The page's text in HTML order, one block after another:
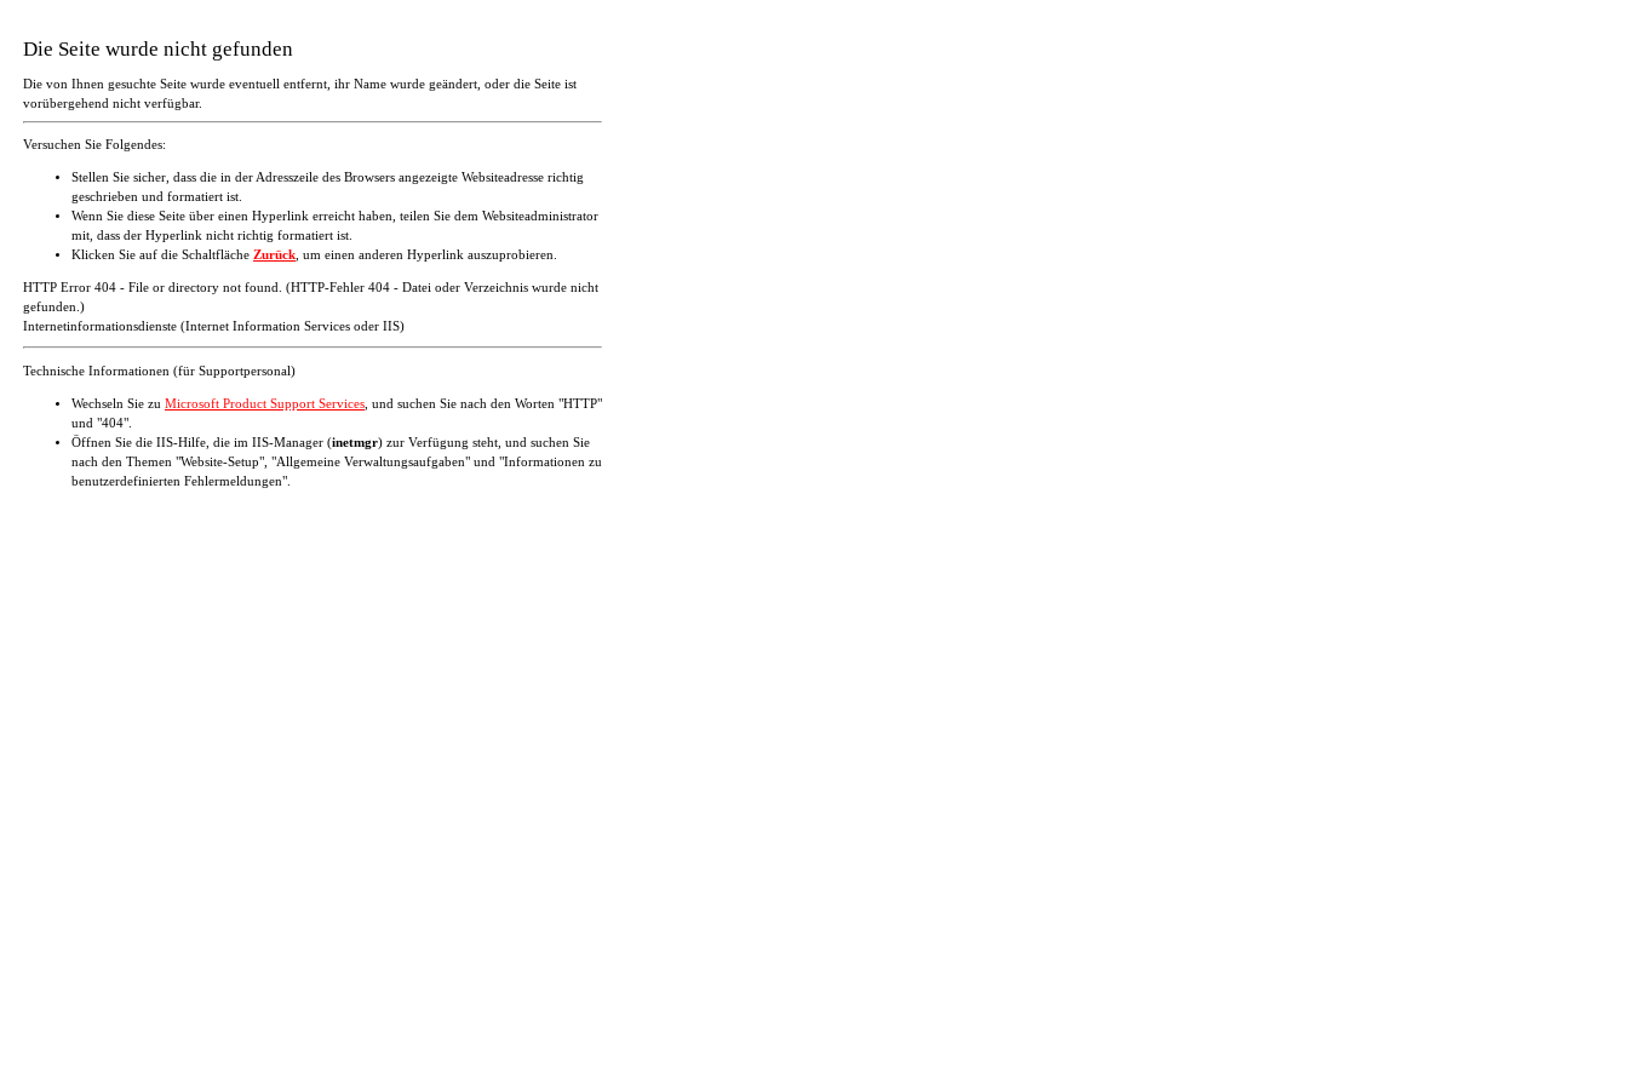
Die Seite wurde nicht gefunden
Die von Ihnen gesuchte Seite wurde eventuell entfernt, ihr Name wurde geändert, oder die Seite ist
vorübergehend nicht verfügbar.
Versuchen Sie Folgendes:
Stellen Sie sicher, dass die in der Adresszeile des Browsers angezeigte Websiteadresse richtig
geschrieben und formatiert ist.
Wenn Sie diese Seite über einen Hyperlink erreicht haben, teilen Sie dem Websiteadministrator
mit, dass der Hyperlink nicht richtig formatiert ist.
Klicken Sie auf die Schaltfläche Zurück , um einen anderen Hyperlink auszuprobieren.
HTTP Error 404 - File or directory not found. (HTTP-Fehler 404 - Datei oder Verzeichnis wurde nicht
gefunden.)
Internetinformationsdienste (Internet Information Services oder IIS)
Technische Informationen (für Supportpersonal)
Wechseln Sie zu Microsoft Product Support Services , und suchen Sie nach den Worten "HTTP"
und "404".
Öffnen Sie die IIS-Hilfe, die im IIS-Manager (inetmgr) zur Verfügung steht, und suchen Sie
nach den Themen "Website-Setup", "Allgemeine Verwaltungsaufgaben" und "Informationen zu
benutzerdefinierten Fehlermeldungen".